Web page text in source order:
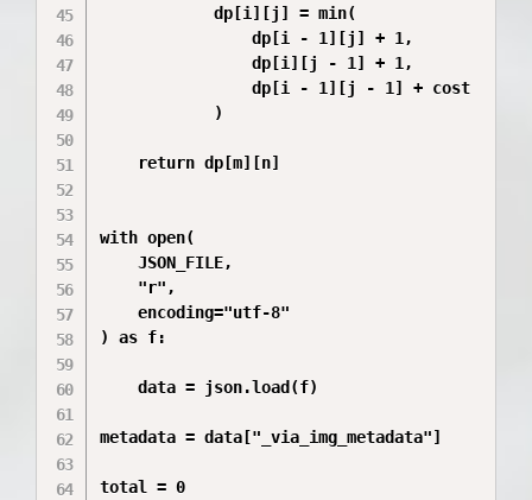
            dp[i][j] = min(
                dp[i - 1][j] + 1,
                dp[i][j - 1] + 1,
                dp[i - 1][j - 1] + cost
            )
    return dp[m][n]
with open(
    JSON_FILE,
    "r",
    encoding="utf-8"
) as f:
    data = json.load(f)
metadata = data["_via_img_metadata"]
total = 0